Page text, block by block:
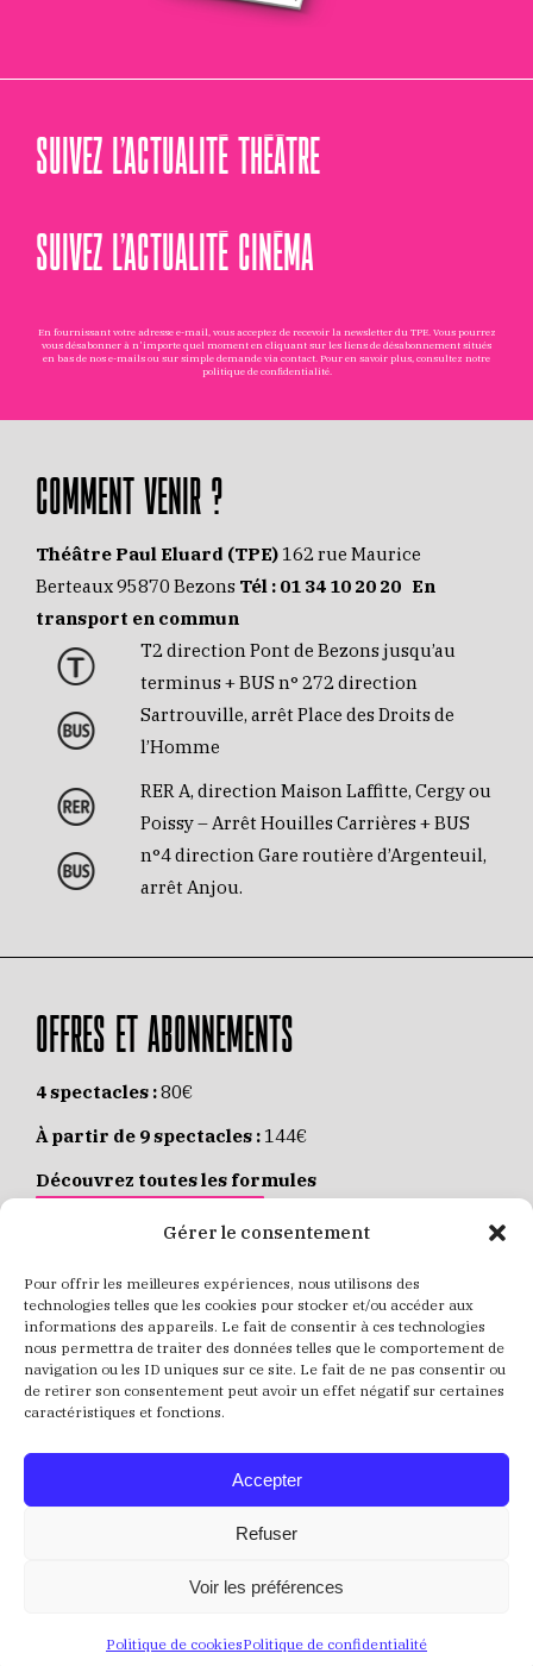
Gérer le consentement
Pour offrir les meilleures expériences, nous utilisons des
technologies telles que les cookies pour stocker et/ou accéder aux
informations des appareils. Le fait de consentir à ces technologies
nous permettra de traiter des données telles que le comportement de
navigation ou les ID uniques sur ce site. Le fait de ne pas consentir ou
de retirer son consentement peut avoir un effet négatif sur certaines
caractéristiques et fonctions.
Accepter
Refuser
Voir les préférences
Politique de cookiesPolitique de confidentialité
SUIVEZ L’ACTUALITÉ THÉÂTRE
SUIVEZ L’ACTUALITÉ CINÉMA
En fournissant votre adresse e-mail, vous acceptez de recevoir la newsletter du TPE. Vous pourrez
vous désabonner à n'importe quel moment en cliquant sur les liens de désabonnement situés
en bas de nos e-mails ou sur simple demande via contact . Pour en savoir plus, consultez notre
politique de confidentialité.
COMMENT VENIR ?
Théâtre Paul Eluard (TPE) 162 rue Maurice
Berteaux 95870 Bezons Tél : 01 34 10 20 20 En
transport en commun
T2 direction Pont de Bezons jusqu’au
terminus + BUS n° 272 direction
Sartrouville, arrêt Place des Droits de
l’Homme
RER A, direction Maison Laffitte, Cergy ou
Poissy – Arrêt Houilles Carrières + BUS
n°4 direction Gare routière d’Argenteuil,
arrêt Anjou.
OFFRES ET ABONNEMENTS
4 spectacles :80€
À partir de 9 spectacles : 144€
Découvrez toutes les formules
JE M’ABONNE EN LIGNE
Places individuelles :de 8 à 35€
Achetez vos places
JE RÉSERVE MES PLACES
CréditsMentions LégalesPolitique de confidentialité